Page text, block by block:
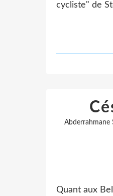
cycliste" de
Abderrahmane
Quant aux